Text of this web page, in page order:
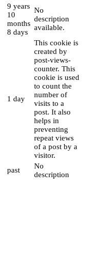
9 years
10
months
8 days
No
description
available.
1 day
This cookie is
created by
post-views-
counter. This
cookie is used
to count the
number of
visits to a
post. It also
helps in
preventing
repeat views
of a post by a
visitor.
past
No
description